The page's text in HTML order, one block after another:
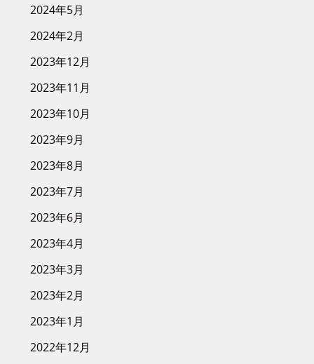
2024年5月
2024年2月
2023年12月
2023年11月
2023年10月
2023年9月
2023年8月
2023年7月
2023年6月
2023年4月
2023年3月
2023年2月
2023年1月
2022年12月